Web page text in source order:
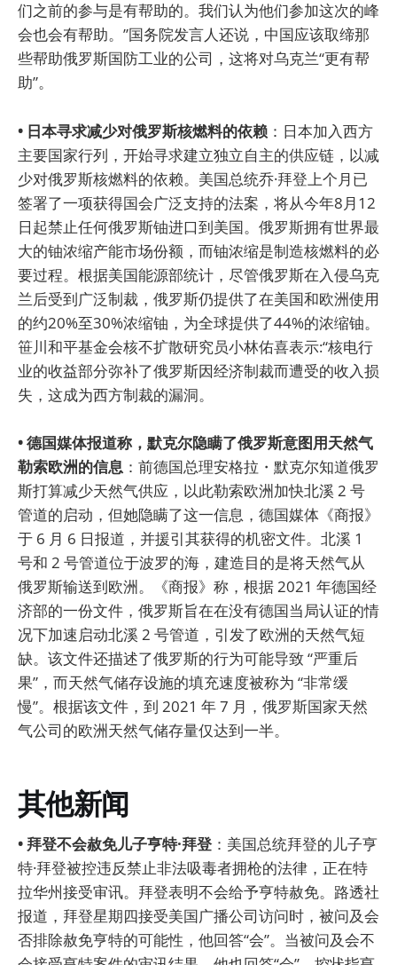
们之前的参与是有帮助的。我们认为他们参加这次的峰
会也会有帮助。”国务院发言人还说，中国应该取缔那
些帮助俄罗斯国防工业的公司，这将对乌克兰“更有帮
助”。
• 日本寻求减少对俄罗斯核燃料的依赖 ：日本加入西方
主要国家行列，开始寻求建立独立自主的供应链，以减
少对俄罗斯核燃料的依赖。美国总统乔·拜登上个月已
签署了一项获得国会广泛支持的法案，将从今年8月12
日起禁止任何俄罗斯铀进口到美国。俄罗斯拥有世界最
大的铀浓缩产能市场份额，而铀浓缩是制造核燃料的必
要过程。根据美国能源部统计，尽管俄罗斯在入侵乌克
兰后受到广泛制裁，俄罗斯仍提供了在美国和欧洲使用
的约20%至30%浓缩铀，为全球提供了44%的浓缩铀。
笹川和平基金会核不扩散研究员小林佑喜表示:“核电行
业的收益部分弥补了俄罗斯因经济制裁而遭受的收入损
失，这成为西方制裁的漏洞。
• 德国媒体报道称，默克尔隐瞒了俄罗斯意图用天然气
勒索欧洲的信息 ：前德国总理安格拉・默克尔知道俄罗
斯打算减少天然气供应，以此勒索欧洲加快北溪 2 号
管道的启动，但她隐瞒了这一信息，德国媒体《商报》
于 6 月 6 日报道，并援引其获得的机密文件。北溪 1
号和 2 号管道位于波罗的海，建造目的是将天然气从
俄罗斯输送到欧洲。《商报》称，根据 2021 年德国经
济部的一份文件，俄罗斯旨在在没有德国当局认证的情
况下加速启动北溪 2 号管道，引发了欧洲的天然气短
缺。该文件还描述了俄罗斯的行为可能导致 “严重后
果”，而天然气储存设施的填充速度被称为 “非常缓
慢”。根据该文件，到 2021 年 7 月，俄罗斯国家天然
气公司的欧洲天然气储存量仅达到一半。
其他新闻
• 拜登不会赦免儿子亨特·拜登 ：美国总统拜登的儿子亨
特·拜登被控违反禁止非法吸毒者拥枪的法律，正在特
拉华州接受审讯。拜登表明不会给予亨特赦免。路透社
报道，拜登星期四接受美国广播公司访问时，被问及会
否排除赦免亨特的可能性，他回答“会”。当被问及会不